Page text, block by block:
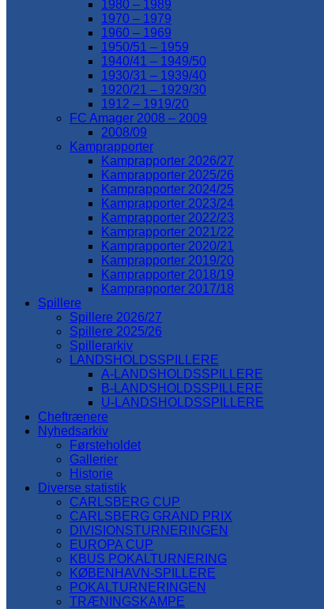
1980 – 1989
1970 – 1979
1960 – 1969
1950/51 – 1959
1940/41 – 1949/50
1930/31 – 1939/40
1920/21 – 1929/30
1912 – 1919/20
FC Amager 2008 – 2009
2008/09
Kamprapporter
Kamprapporter 2026/27
Kamprapporter 2025/26
Kamprapporter 2024/25
Kamprapporter 2023/24
Kamprapporter 2022/23
Kamprapporter 2021/22
Kamprapporter 2020/21
Kamprapporter 2019/20
Kamprapporter 2018/19
Kamprapporter 2017/18
Spillere
Spillere 2026/27
Spillere 2025/26
Spillerarkiv
LANDSHOLDSSPILLERE
A-LANDSHOLDSSPILLERE
B-LANDSHOLDSSPILLERE
U-LANDSHOLDSSPILLERE
Cheftrænere
Nyhedsarkiv
Førsteholdet
Gallerier
Historie
Diverse statistik
CARLSBERG CUP
CARLSBERG GRAND PRIX
DIVISIONSTURNERINGEN
EUROPA CUP
KBUS POKALTURNERING
KØBENHAVN-SPILLERE
POKALTURNERINGEN
TRÆNINGSKAMPE